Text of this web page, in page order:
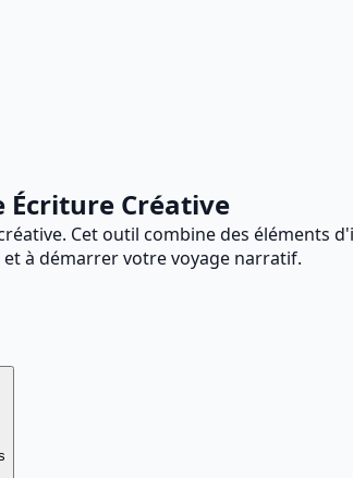
Écriture Créative
Cet outil combine des éléments
à démarrer votre voyage narratif.